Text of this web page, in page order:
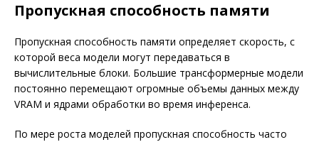
Пропускная способность памяти
Пропускная способность памяти определяет скорость, с
которой веса модели могут передаваться в
вычислительные блоки. Большие трансформерные модели
постоянно перемещают огромные объемы данных между
VRAM и ядрами обработки во время инференса.
По мере роста моделей пропускная способность часто